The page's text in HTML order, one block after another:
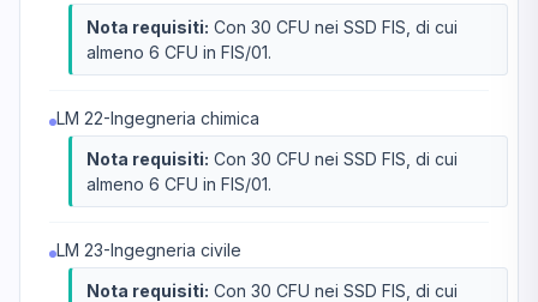
Nota requisiti: Con 30 CFU nei SSD FIS, di cui
almeno 6 CFU in FIS/01.
LM 22-Ingegneria chimica
Nota requisiti: Con 30 CFU nei SSD FIS, di cui
almeno 6 CFU in FIS/01.
LM 23-Ingegneria civile
Nota requisiti: Con 30 CFU nei SSD FIS, di cui